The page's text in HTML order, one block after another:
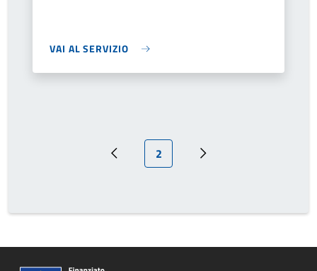
VAI AL SERVIZIO
Pagina precedente
Pagina attuale
2 Pagina successiva